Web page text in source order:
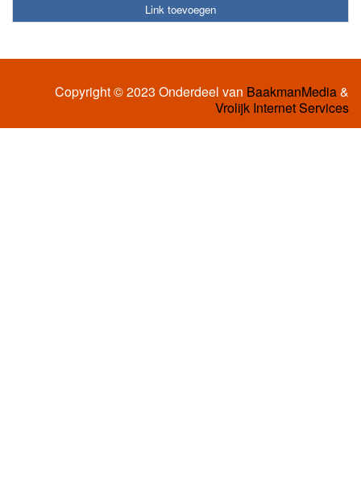
Link toevoegen
Copyright © 2023 Onderdeel van BaakmanMedia&
Vrolijk Internet Services